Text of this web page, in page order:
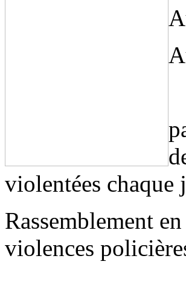
violentées chaque
Rassemblement
violences